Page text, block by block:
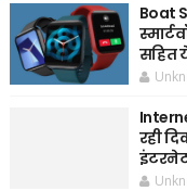
Boat
सहित
रही